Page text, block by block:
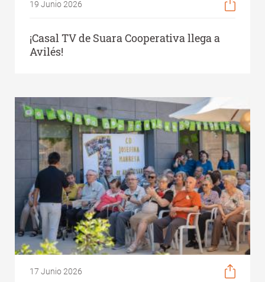
19 Junio 2026
¡Casal TV de Suara Cooperativa llega a
Avilés!
17 Junio 2026